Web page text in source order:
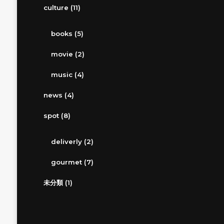
culture (11)
books (5)
movie (2)
music(4)
news (4)
spot(8)
deliverly(2)
gourmet(7)
未分類(1)